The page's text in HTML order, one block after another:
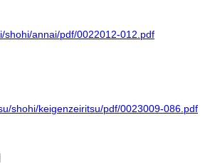
shohi/annai/pdf/0022012-012.pdf
shohi/keigenzeiritsu/pdf/0023009-086.pdf